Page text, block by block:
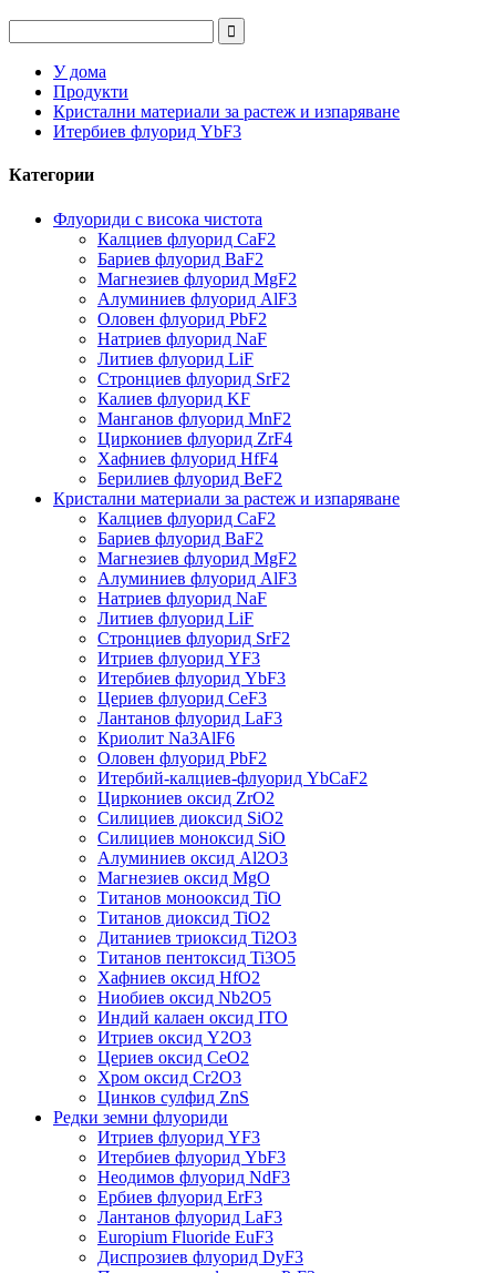
У дома
Продукти
Кристални материали за растеж и изпаряване
Итербиев флуорид YbF3
Категории
Флуориди с висока чистота
Калциев флуорид CaF2
Бариев флуорид BaF2
Магнезиев флуорид MgF2
Алуминиев флуорид AlF3
Оловен флуорид PbF2
Натриев флуорид NaF
Литиев флуорид LiF
Стронциев флуорид SrF2
Калиев флуорид KF
Манганов флуорид MnF2
Циркониев флуорид ZrF4
Хафниев флуорид HfF4
Берилиев флуорид BeF2
Кристални материали за растеж и изпаряване
Калциев флуорид CaF2
Бариев флуорид BaF2
Магнезиев флуорид MgF2
Алуминиев флуорид AlF3
Натриев флуорид NaF
Литиев флуорид LiF
Стронциев флуорид SrF2
Итриев флуорид YF3
Итербиев флуорид YbF3
Цериев флуорид CeF3
Лантанов флуорид LaF3
Криолит Na3AlF6
Оловен флуорид PbF2
Итербий-калциев-флуорид YbCaF2
Циркониев оксид ZrO2
Силициев диоксид SiO2
Силициев моноксид SiO
Алуминиев оксид Al2O3
Магнезиев оксид MgO
Титанов монооксид TiO
Титанов диоксид TiO2
Дитаниев триоксид Ti2O3
Титанов пентоксид Ti3O5
Хафниев оксид HfO2
Ниобиев оксид Nb2O5
Индий калаен оксид ITO
Итриев оксид Y2O3
Цериев оксид CeO2
Хром оксид Cr2O3
Цинков сулфид ZnS
Редки земни флуориди
Итриев флуорид YF3
Итербиев флуорид YbF3
Неодимов флуорид NdF3
Ербиев флуорид ErF3
Лантанов флуорид LaF3
Europium Fluoride EuF3
Диспрозиев флуорид DyF3